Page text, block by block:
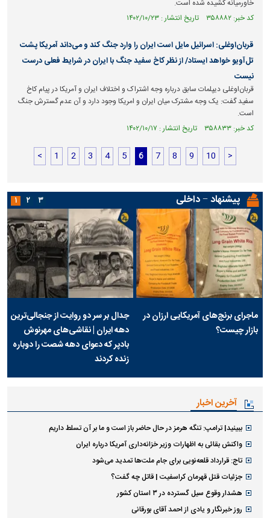
خاورمیانه کشیده شده است.
کد خبر: ۳۵۸۸۸۲ تاریخ انتشار : ۱۴۰۲/۱۰/۲۳
قربان‌اوغلی: اسرائیل مایل است ایران را وارد جنگ کند و می‌داند آمریکا پشت
تل‌آویو خو‌اهد ایستاد/ از نظر کاخ سفید جنگ با ایران در شرایط فعلی درست
نیست
قربان‌اوغلی دیپلمات سابق درباره وجه اشتراک و اختلاف ایران و آمریکا در پیام کاخ
سفید گفت: یک وجه مشترک میان ایران و امریکا وجود دارد و آن عدم گسترش جنگ
است.
کد خبر: ۳۵۸۸۳۳ تاریخ انتشار : ۱۴۰۲/۱۰/۱۷
< 1 2 3 4 5 6 7 8 9 10 >
پیشنهاد − داخلی
ماجرای برنج‌های آمریکایی ارزان در
بازار چیست؟
جدال بر سر دو روایت از جنجالی‌ترین
دهه ایران | نقاشی‌های مهرنوش
بادپر که دعوای دهه شصت را دوباره
زنده کردند
۱ ۲ ۳
آخرین اخبار
ببینید| ترامپ: تنگه هرمز در حال حاضر باز است و ما بر آن تسلط داریم
واکنش بقائی به اظهارات وزیر خزانه‌داری آمریکا درباره ایران
تاج: قرارداد قلعه‌نویی برای جام ملت‌ها تمدید می‌شود
جزئیات قتل قهرمان کراسفیت | قاتل چه گفت؟
هشدار وقوع سیل گسترده در ۳ استان کشور
روز خبرنگار و یادی از احمد آقای بورقانی